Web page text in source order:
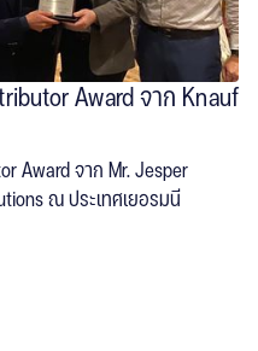
Award จาก Knauf
Award จาก Mr. Jesper
ณ ประเทศเยอรมนี